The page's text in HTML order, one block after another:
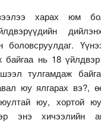
харах юм
боловсруулдаг.
байгаа нь 18
тулгамдаж
юу ялгарах вэ?,
юу, хортой
энэ хичээлийн